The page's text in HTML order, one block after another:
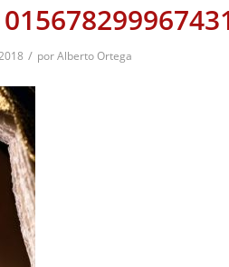
/ porAlberto Ortega